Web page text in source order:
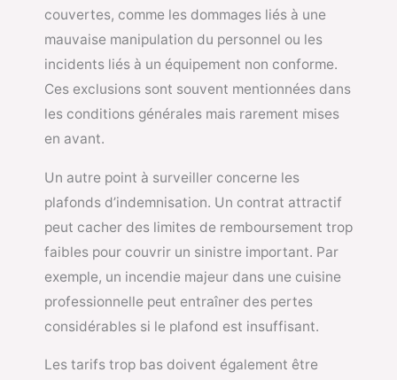
couvertes, comme les dommages liés à une
mauvaise manipulation du personnel ou les
incidents liés à un équipement non conforme.
Ces exclusions sont souvent mentionnées dans
les conditions générales mais rarement mises
en avant.
Un autre point à surveiller concerne les
plafonds d’indemnisation. Un contrat attractif
peut cacher des limites de remboursement trop
faibles pour couvrir un sinistre important. Par
exemple, un incendie majeur dans une cuisine
professionnelle peut entraîner des pertes
considérables si le plafond est insuffisant.
Les tarifs trop bas doivent également être